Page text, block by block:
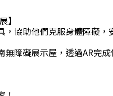
】
協助他們克服身體障礙，
障礙展示屋，透過AR